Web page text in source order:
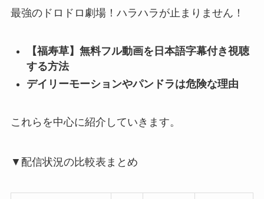
最強のドロドロ劇場！ハラハラが止まりません！
【福寿草】無料フル動画を日本語字幕付き視聴
する方法
デイリーモーションやパンドラは危険な理由
これらを中心に紹介していきます。
▼配信状況の比較表まとめ